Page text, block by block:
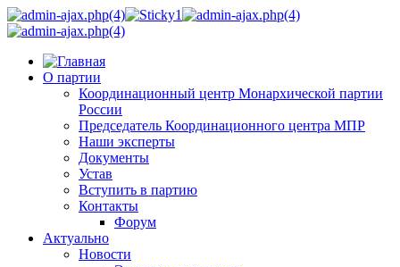
О партии
Координационный центр Монархической партии
России
Председатель Координационного центра МПР
Наши эксперты
Документы
Устав
Вступить в партию
Контакты
Форум
Актуально
Новости